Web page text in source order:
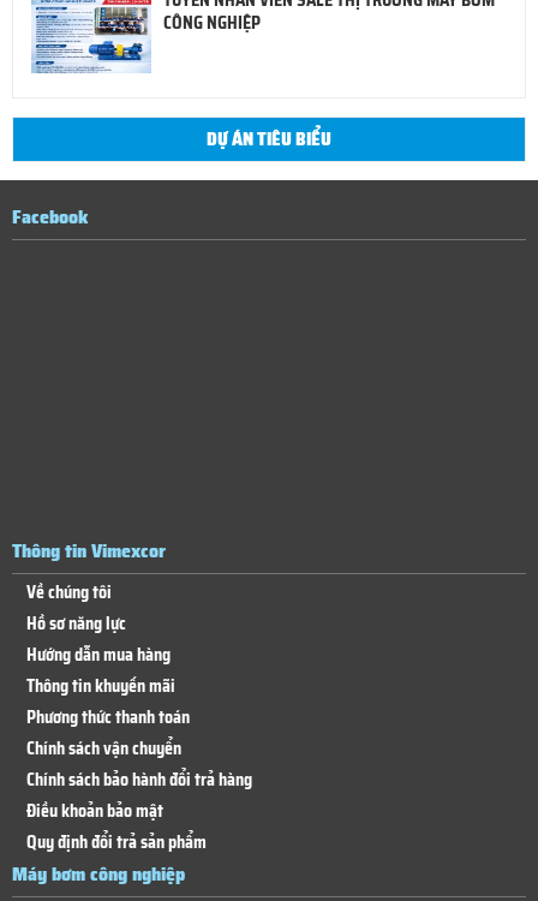
CÔNG NGHIỆP
DỰ ÁN TIÊU BIỂU
Facebook
Thông tin Vimexcor
Về chúng tôi
Hồ sơ năng lực
Hướng dẫn mua hàng
Thông tin khuyến mãi
Phương thức thanh toán
Chính sách vận chuyển
Chính sách bảo hành đổi trả hàng
Điều khoản bảo mật
Quy định đổi trả sản phẩm
Máy bơm công nghiệp